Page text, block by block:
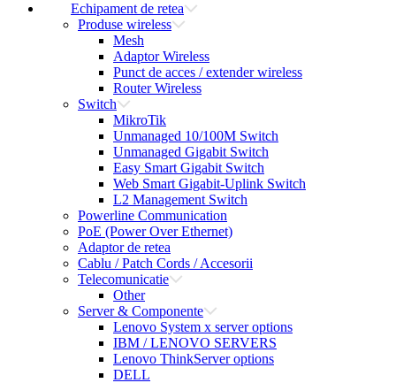
Echipament de retea
Produse wireless
Mesh
Adaptor Wireless
Punct de acces / extender wireless
Router Wireless
Switch
MikroTik
Unmanaged 10/100M Switch
Unmanaged Gigabit Switch
Easy Smart Gigabit Switch
Web Smart Gigabit-Uplink Switch
L2 Management Switch
Powerline Communication
PoE (Power Over Ethernet)
Adaptor de retea
Cablu / Patch Cords / Accesorii
Telecomunicatie
Other
Server & Componente
Lenovo System x server options
IBM / LENOVO SERVERS
Lenovo ThinkServer options
DELL